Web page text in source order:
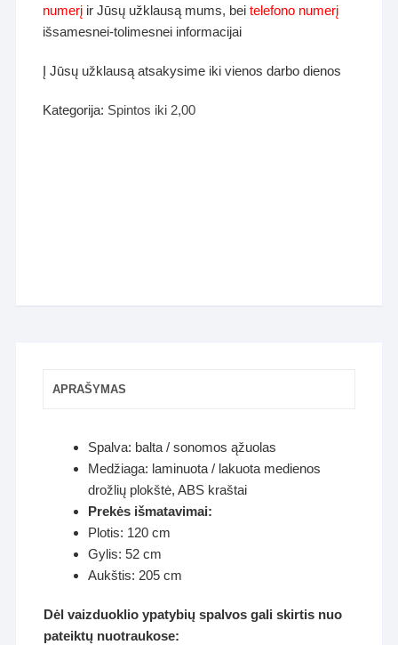
numerį ir Jūsų užklausą mums, beitelefono numerį
išsamesnei-tolimesnei informacijai
Į Jūsų užklausą atsakysime iki vienos darbo dienos
Kategorija: Spintos iki 2,00
APRAŠYMAS
Spalva: balta / sonomos ąžuolas
Medžiaga: laminuota / lakuota medienos
drožlių plokštė, ABS kraštai
Prekės išmatavimai:
Plotis: 120 cm
Gylis: 52 cm
Aukštis: 205 cm
Dėl vaizduoklio ypatybių spalvos gali skirtis nuo
pateiktų nuotraukose: